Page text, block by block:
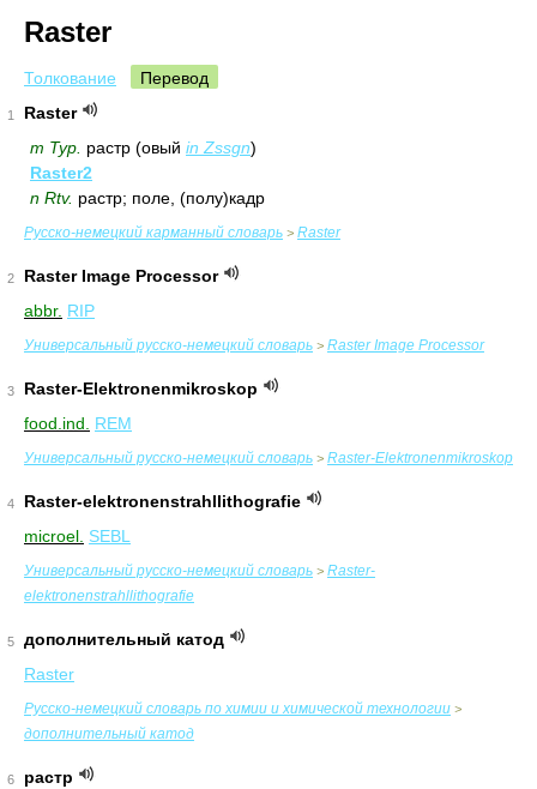
Raster
Толкование Перевод
1
Raster
m Typ. растр (овый in Zssgn)
Raster2
n Rtv. растр; поле, (полу)кадр
Русско-немецкий карманный словарь > Raster
2
Raster Image Processor
abbr. RIP
Универсальный русско-немецкий словарь > Raster Image Processor
3
Raster-Elektronenmikroskop
food.ind.
REM
Универсальный русско-немецкий словарь > Raster-Elektronenmikroskop
4
Raster-elektronenstrahllithografie
microel. SEBL
Универсальный русско-немецкий словарь > Raster-
elektronenstrahllithografie
5
дополнительный катод
Raster
Русско-немецкий словарь по химии и химической технологии >
дополнительный катод
6
растр